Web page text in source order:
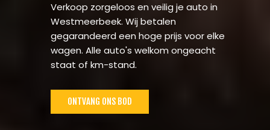
Verkoop zorgeloos en veilig je auto in
Westmeerbeek. Wij betalen
gegarandeerd een hoge prijs voor elke
wagen. Alle auto's welkom ongeacht
staat of km-stand.
ONTVANG ONS BOD